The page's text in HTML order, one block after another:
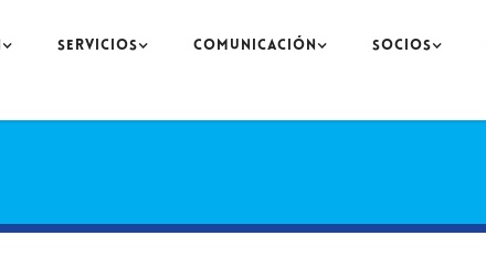
SERVICIOS COMUNICACIÓN SOCIOS